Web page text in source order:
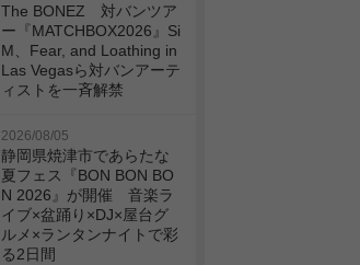
The BONEZ 対バンツア
ー『MATCHBOX2026』Si
M、Fear, and Loathing in
Las Vegasら対バンアーテ
ィストを一斉解禁
2026/08/05
静岡県焼津市であらたな
夏フェス『BON BON BO
N 2026』が開催 音楽ラ
イブ×盆踊り×DJ×屋台グ
ルメ×ランタンナイトで彩
る2日間